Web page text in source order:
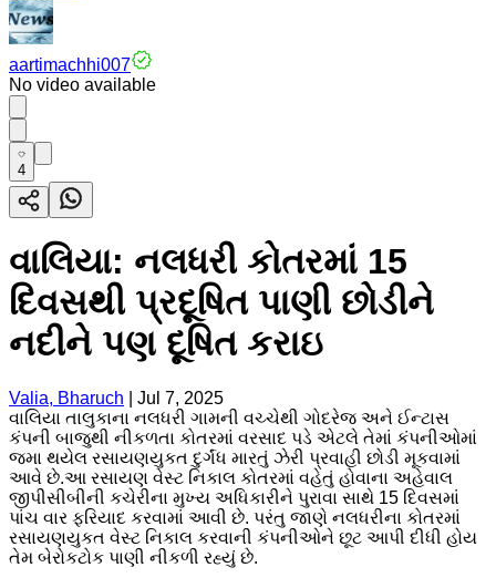
aartimachhi007
No video available
4
વાલિયા: નલધરી કોતરમાં 15
દિવસથી પ્રદૂષિત પાણી છોડીને
નદીને પણ દૂષિત કરાઇ
Valia, Bharuch
Jul 7, 2025
વાલિયા તાલુકાના નલધરી ગામની વચ્ચેથી ગોદરેજ અને ઈન્ટાસ
કંપની બાજુથી નીકળતા કોતરમાં વરસાદ પડે એટલે તેમાં કંપનીઓમાં
જમા થયેલ રસાયણયુકત દુર્ગંધ મારતું ઝેરી પ્રવાહી છોડી મૂકવામાં
આવે છે.આ રસાયણ વેસ્ટ નિકાલ કોતરમાં વહેતું હોવાના અહેવાલ
જીપીસીબીની કચેરીના મુખ્ય અધિકારીને પુરાવા સાથે 15 દિવસમાં
પાંચ વાર ફરિયાદ કરવામાં આવી છે. પરંતુ જાણે નલધરીના કોતરમાં
રસાયણયુકત વેસ્ટ નિકાલ કરવાની કંપનીઓને છૂટ આપી દીધી હોય
તેમ બેરોકટોક પાણી નીકળી રહ્યું છે.